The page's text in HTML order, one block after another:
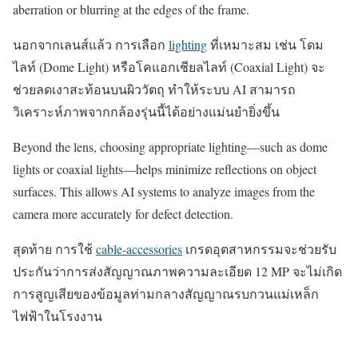
aberration or blurring at the edges of the frame.
นอกจากเลนส์แล้ว การเลือก lightingที่เหมาะสม เช่น โดม
ไลท์ (Dome Light) หรือโคแอกเชียลไลท์ (Coaxial Light) จะ
ช่วยลดเงาสะท้อนบนผิววัตถุ ทำให้ระบบ AI สามารถ
วิเคราะห์ภาพจากกล้องรุ่นนี้ได้อย่างแม่นยำยิ่งขึ้น
Beyond the lens, choosing appropriate lighting—such as dome
lights or coaxial lights—helps minimize reflections on object
surfaces. This allows AI systems to analyze images from the
camera more accurately for defect detection.
สุดท้าย การใช้cable-accessories เกรดอุตสาหกรรมจะช่วยรับ
ประกันว่าการส่งสัญญาณภาพความละเอียด 12 MP จะไม่เกิด
การสูญเสียของข้อมูลท่ามกลางสัญญาณรบกวนแม่เหล็ก
ไฟฟ้าในโรงงาน